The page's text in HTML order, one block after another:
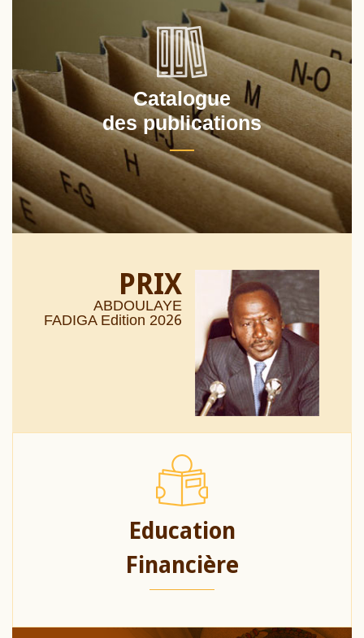
Catalogue
des publications
PRIX
ABDOULAYE
FADIGA Edition 2026
Education
Financière